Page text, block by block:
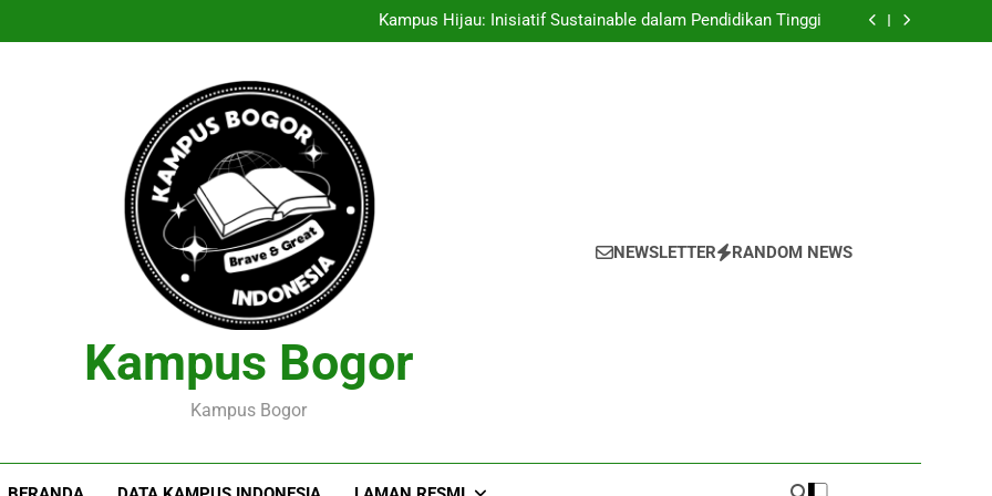
Universitas
Kampus Hijau: Inisiatif Sustainable dalam Pendidikan Tinggi
Menciptakan Dasar Data Mahasiswa yang untuk Kemajuan Akademik
Entrepreneurship Pelajar: Menyulap Gagasan Sebagai Inovasi Signifikan di
Menciptakan Dasar Data Mahasiswa yang untuk Kemajuan Akademik
Pelaksanaan Agroekoteknologi untuk Melestarikan Tumbuhan serta Hewan
Kampus Bogor
Kampus Bogor
NEWSLETTER RANDOM NEWS